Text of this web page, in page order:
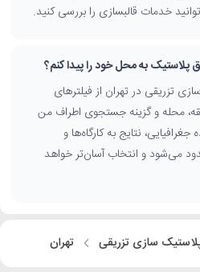
نزدیک‌ترین کارگاه تزریق پلاستیک
شغلی و جستجوی اطراف منبه شما
نزدیک به محل خود را پیدا کرده و هزینه
نمایش لوکیشن روی نقشه، دید
جنوب، شرق و غرب تهران به شما
خدمات قالبسازی را بررسی کنید.
پلاستیک به محل خود را پیدا کنم؟
تزریقی در تهران از فیلترهای
محله و گزینه جستجوی اطراف من
نتایج به کارگاه‌ها و
می‌شود و انتخاب آسان‌تر خواهد
سازی تزریقی تهران